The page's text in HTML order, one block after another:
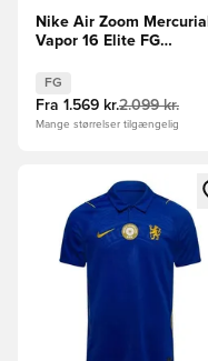
Nike Air Zoom Mercurial
Vapor 16 Elite FG
FG
Fra 1.569 kr.2.099 kr.
Mange størrelser tilgængelig
Åbner en Modal til at